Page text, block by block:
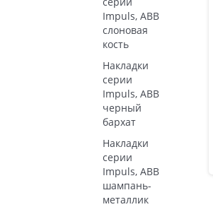
Impuls, ABB
слоновая
кость
Накладки
серии
Impuls, ABB
черный
бархат
Накладки
серии
Impuls, ABB
шампань-
металлик